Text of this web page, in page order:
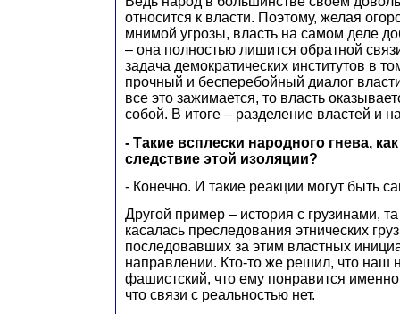
относится к власти. Поэтому, желая
мнимой угрозы, власть на самом деле
– она полностью лишится обратной
задача демократических институтов в
прочный и бесперебойный диалог
все это зажимается, то власть
собой. В итоге – разделение властей и
- Такие всплески народного гнева,
следствие этой изоляции?
- Конечно. И такие реакции могут быть
Другой пример – история с грузинами,
касалась преследования этнических
последовавших за этим властных
направлении. Кто-то же решил, что наш
фашистский, что ему понравится
что связи с реальностью нет.